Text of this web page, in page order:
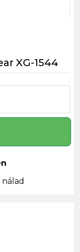
XG-1544
nálad